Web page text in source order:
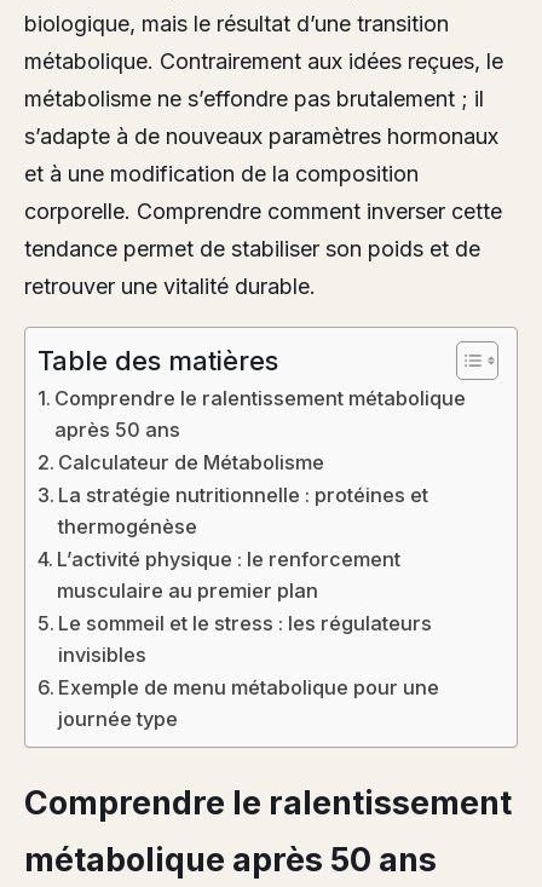
biologique, mais le résultat d’une transition
métabolique. Contrairement aux idées reçues, le
métabolisme ne s’effondre pas brutalement ; il
s’adapte à de nouveaux paramètres hormonaux
et à une modification de la composition
corporelle. Comprendre comment inverser cette
tendance permet de stabiliser son poids et de
retrouver une vitalité durable.
Table des matières
Comprendre le ralentissement métabolique
après 50 ans
Calculateur de Métabolisme
La stratégie nutritionnelle : protéines et
thermogénèse
L’activité physique : le renforcement
musculaire au premier plan
Le sommeil et le stress : les régulateurs
invisibles
Exemple de menu métabolique pour une
journée type
Comprendre le ralentissement
métabolique après 50 ans